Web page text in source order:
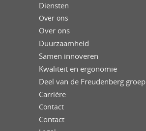
Diensten
Over ons
Over ons
Duurzaamheid
Samen innoveren
Kwaliteit en ergonomie
Deel van de Freudenberg groep
Carrière
Contact
Contact